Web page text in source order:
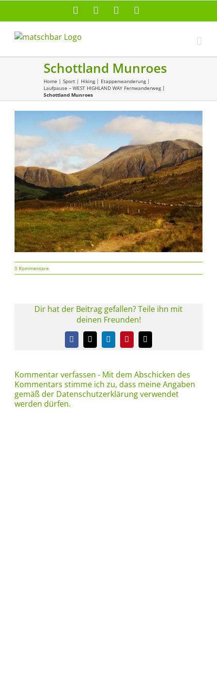
Facebook Instagram
Schottland Munroes
Home | Sport | Hiking| Etappenwanderung|
Laufpause – WEST HIGHLAND WAY Fernwanderweg|
Schottland Munroes
0 Kommentare
Dir hat der Beitrag gefallen? Teile ihn mit
deinen Freunden!
Facebook
X LinkedInPinterest
E-
Mail
Kommentar verfassen - Mit dem Abschicken des
Kommentars stimme ich zu, dass meine Angaben
gemäß der Datenschutzerklärung verwendet
werden dürfen.